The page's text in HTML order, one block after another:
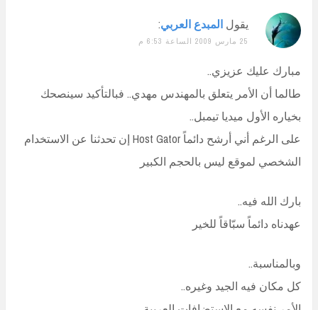
يقول المبدع العربي:
25 مارس 2009 الساعة 6:53 م
مبارك عليك عزيزي..
طالما أن الأمر يتعلق بالمهندس مهدي.. فبالتأكيد سينصحك
بخياره الأول ميديا تيمبل..
على الرغم أني أرشح دائماً Host Gator إن تحدثنا عن الاستخدام
الشخصي لموقع ليس بالحجم الكبير
بارك الله فيه..
عهدناه دائماً سبّاقاً للخير
وبالمناسبة..
كل مكان فيه الجيد وغيره..